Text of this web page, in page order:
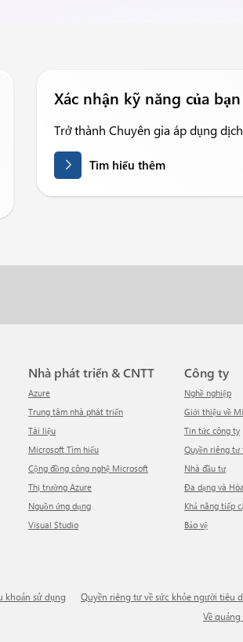
Xác nhận kỹ năng của bạn
Trở thành Chuyên gia áp dụng
Tìm hiểu thêm
Nhà phát triển & CNTT
Azure
Trung tâm nhà phát triển
Tài liệu
Microsoft Tìm hiểu
Cộng đồng công nghệ Microsoft
Thị trường Azure
Nguồn ứng dụng
Visual Studio
Công ty
Nghề nghiệp
Giới thiệu về
tin tức công ty
Quyền riêng
Nhà đầu tư
Đa dạng và
Khả năng tiếp
Bảo vệ
khoản sử dụng Quyền riêng tư về sức khỏe người tiêu
Về